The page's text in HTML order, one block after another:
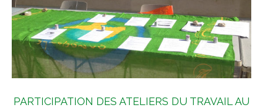
PARTICIPATION DES ATELIERS DU TRAVAIL AU